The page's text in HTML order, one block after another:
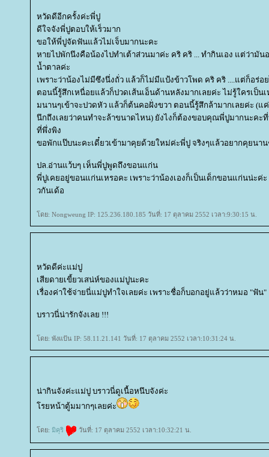
หวัดดีอีกครั้งค่ะพี่ปู
ดีใจจังพี่ปูตอบให้เร็วมาก
ขอให้พี่ปูจัดฟันแล้วไม่เจ็บมากนะคะ
หายไปพักนึงคือน้องไปทำเต้าส่วนมาค่ะ คริ คริ ... ทำกินเอง แต่ว่ามั
น้ำตาลค่ะ
เพราะว่าน้องไม่มีซึงนึ่งถั่ว แล้วก็ไม่มีแป้งข้าวโพด คริ คริ ....แต่ก็อร่อ
ตอนนี้รู้สึกเหนื่อยแล้วก็ปวดเส้นเอ็นด้านหลังมากเลยค่ะ ไม่รู้ใครเป็น
มนานๆเข้าจะปวดหัว แล้วก็ต้นคอฝั่งขวา ตอนนี้รู้สึกล้ามากเลยค่ะ (แ
นึกถึงเลยว่าคนทำจะล้าขนาดไหน) ยังไงก็ต้องขอบคุณพี่ปูมากนะคะที่
ที่พึ่งพิง
ขอพักแป๊บนะคะเดี๋ยวเข้ามาคุยด้วยใหม่ค่ะพี่ปู จริงๆแล้วอยากคุยนาน
ปล.อ่านแว้บๆ เห็นพี่ปูพูดถึงขอนแก่น
พี่ปูเคยอยู่ขอนแก่นเหรอคะ เพราะว่าน้องเองก็เป็นเด็กขอนแก่นน่ะค่
วกันเด้อ
ดย: Nongweung IP: 125.236.180.185 วันที่: 17 ตุลาคม 2552 เวลา:9:30:15 น.
หวัดดีค่ะแม่ปู
เสียดายเขี้ยวเสน่ห์ของแม่ปูนะคะ
เรื่องค่าใช้จ่ายนี่แม่ปูทำใจเลยค่ะ เพราะชื่อก็บอกอยู่แล้วว่าหมอ "ฟัน"
บราวนี่น่ารักจังเลย !!!
ดย: พังแป้น IP: 58.11.21.141 วันที่: 17 ตุลาคม 2552 เวลา:10:31:24 น.
น่ากินจังค่ะแม่ปู บราวนี่ดูเนื้อหนึบจังค่ะ
รยหน้าตู้มมากๆเลยค่ะ
ดย: มิคุริ วันที่: 17 ตุลาคม 2552 เวลา:10:32:21 น.